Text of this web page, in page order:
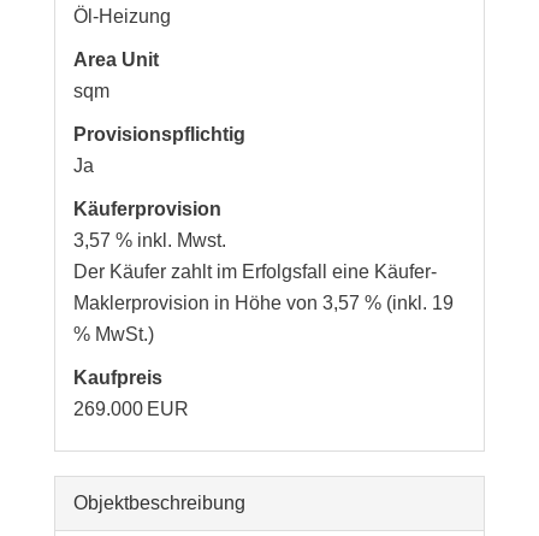
Öl-Heizung
Area Unit
sqm
Provisionspflichtig
Ja
Käufer­provision
3,57 % inkl. Mwst.
Der Käufer zahlt im Erfolgsfall eine Käufer-
Maklerprovision in Höhe von 3,57 % (inkl. 19
% MwSt.)
Kaufpreis
269.000 EUR
Objekt­beschreibung